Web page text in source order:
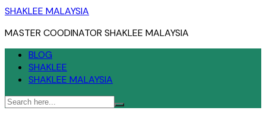
Skip
content
SHAKLEE MALAYSIA
MASTER COODINATOR SHAKLEE MALAYSIA
BLOG
SHAKLEE
SHAKLEE MALAYSIA